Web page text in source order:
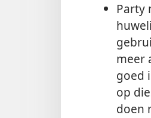
Party
meer
goed
op
doen